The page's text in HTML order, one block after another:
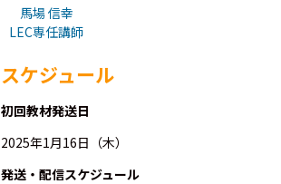
馬場 信幸
LEC専任講師
スケジュール
初回教材発送日
2025年1月16日（木）
発送・配信スケジュール